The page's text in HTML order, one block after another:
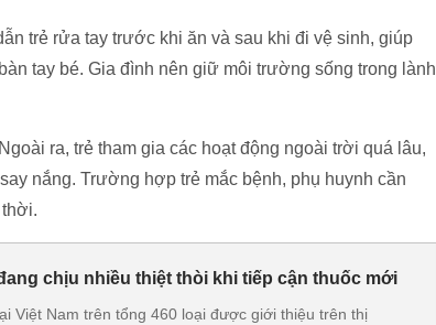
trẻ rửa tay trước khi ăn và sau khi đi vệ sinh, giúp
tay bé. Gia đình nên giữ môi trường sống trong lành
ra, trẻ tham gia các hoạt động ngoài trời quá lâu,
nắng. Trường hợp trẻ mắc bệnh, phụ huynh cần
chịu nhiều thiệt thòi khi tiếp cận thuốc mới
Việt Nam trên tổng 460 loại được giới thiệu trên thị